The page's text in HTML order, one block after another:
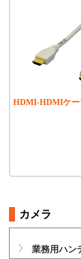
HDMI-HDMIケー
カメラ
業務用ハン